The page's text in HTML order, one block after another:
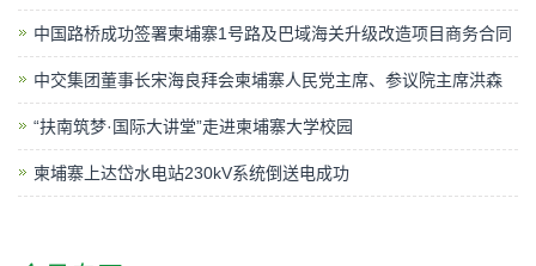
中国路桥成功签署柬埔寨1号路及巴域海关升级改造项目商务合同
中交集团董事长宋海良拜会柬埔寨人民党主席、参议院主席洪森
“扶南筑梦·国际大讲堂”走进柬埔寨大学校园
柬埔寨上达岱水电站230kV系统倒送电成功